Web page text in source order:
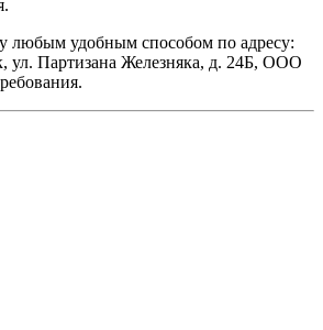
любым удобным способом по адресу:
ул. Партизана Железняка, д. 24Б, ООО